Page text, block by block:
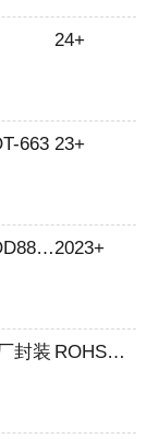
24+
663 23+
SOD882D2023+
封装 ROHS环保